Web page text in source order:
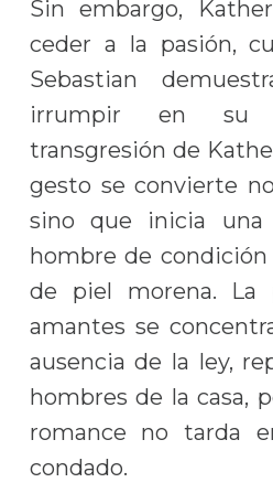
Sin embargo,
ceder a la pasión,
Sebastian
irrumpir en su
transgresión de
gesto se convierte
sino que inicia una
hombre de
de piel morena. La
amantes se
ausencia de la ley,
hombres de la casa,
romance no tarda
condado.